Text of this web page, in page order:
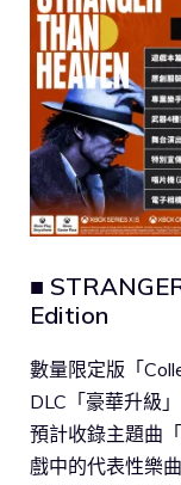
■
Edition
數量限定版「
DLC「豪華升級
預計收錄主題曲
戲中的代表性樂